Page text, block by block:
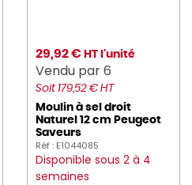
29,92 € HT l'unité
Vendu par 6
Soit 179,52 € HT
Moulin à sel droit
Naturel 12 cm Peugeot
Saveurs
Réf : E1044085
Disponible sous 2 à 4
semaines